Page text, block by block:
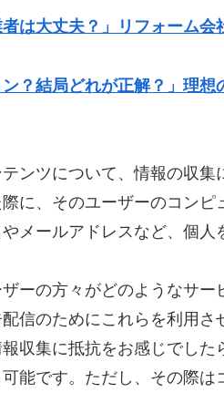
は大丈夫？」リフォーム会
？結局どれが正解？」理想
ンツについて、情報の収
に、そのユーザーのコン
メールアドレスなど、個人
ーの方々がどのようなサー
信のためにこれらを利用
収集に抵抗をお感じでし
能です。ただし、その際